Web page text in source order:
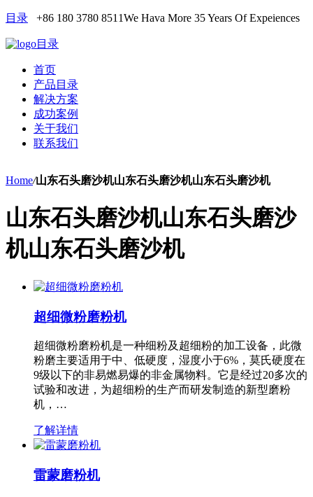
目录 +86 180 3780 8511We Hava More 35 Years Of Expeiences
目录
首页
产品目录
解决方案
成功案例
关于我们
联系我们
Home/山东石头磨沙机山东石头磨沙机山东石头磨沙机
山东石头磨沙机山东石头磨沙
机山东石头磨沙机
超细微粉磨粉机
超细微粉磨粉机是一种细粉及超细粉的加工设备，此微
粉磨主要适用于中、低硬度，湿度小于6%，莫氏硬度在
9级以下的非易燃易爆的非金属物料。它是经过20多次的
试验和改进，为超细粉的生产而研发制造的新型磨粉
机，…
了解详情
雷蒙磨粉机